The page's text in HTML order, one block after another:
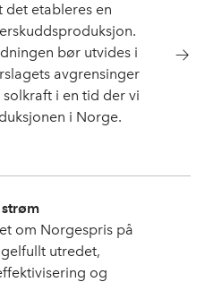
etableres en
bør utvides i
avgrensinger
i en tid der vi
i Norge.
om Norgespris på
utredet,
og